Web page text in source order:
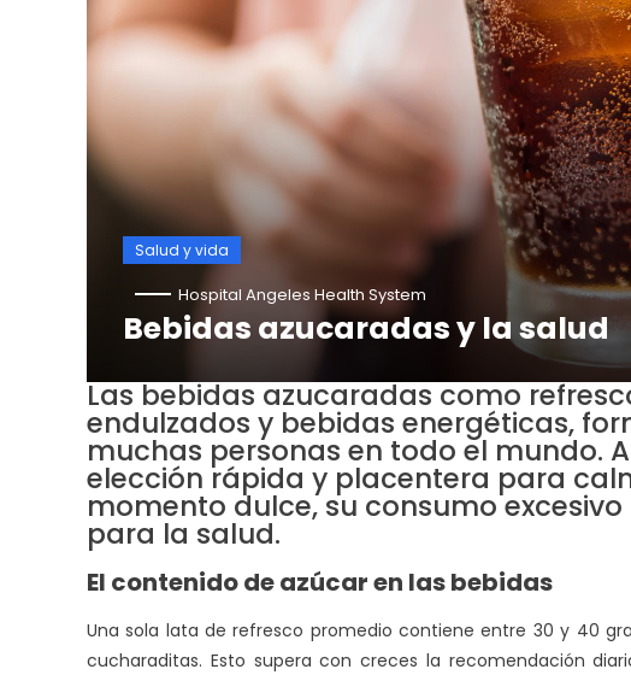
Salud y vida
Hospital Angeles Health System
Bebidas azucaradas y la salud
Las bebidas azucaradas como
endulzados y bebidas energéticas,
muchas personas en todo el mundo.
elección rápida y placentera para
momento dulce, su consumo
para la salud.
El contenido de azúcar en las bebidas
Una sola lata de refresco promedio contiene entre 30 y 40
cucharaditas. Esto supera con creces la recomendación